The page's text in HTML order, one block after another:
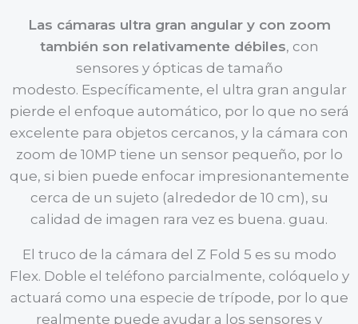
Las cámaras ultra gran angular y con zoom
también son relativamente débiles, con
sensores y ópticas de tamaño
modesto. Específicamente, el ultra gran angular
pierde el enfoque automático, por lo que no será
excelente para objetos cercanos, y la cámara con
zoom de 10MP tiene un sensor pequeño, por lo
que, si bien puede enfocar impresionantemente
cerca de un sujeto (alrededor de 10 cm), su
calidad de imagen rara vez es buena. guau.
El truco de la cámara del Z Fold 5 es su modo
Flex. Doble el teléfono parcialmente, colóquelo y
actuará como una especie de trípode, por lo que
realmente puede ayudar a los sensores y